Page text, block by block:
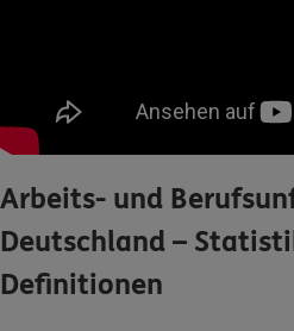
Arbeits- und
Deutschland –
Definitionen